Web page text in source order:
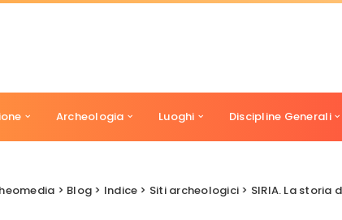
Archeologia Luoghi Discipline Generali
> Blog > Indice > Siti archeologici > SIRIA. La storia